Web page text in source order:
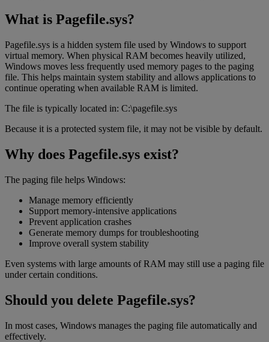
What is Pagefile.sys?
Pagefile.sys is a hidden system file used by Windows to support
virtual memory. When physical RAM becomes heavily utilized,
Windows moves less frequently used memory pages to the paging
file. This helps maintain system stability and allows applications to
continue operating when available RAM is limited.
The file is typically located in: C:\pagefile.sys
Because it is a protected system file, it may not be visible by default.
Why does Pagefile.sys exist?
The paging file helps Windows:
Manage memory efficiently
Support memory-intensive applications
Prevent application crashes
Generate memory dumps for troubleshooting
Improve overall system stability
Even systems with large amounts of RAM may still use a paging file
under certain conditions.
Should you delete Pagefile.sys?
In most cases, Windows manages the paging file automatically and
effectively.